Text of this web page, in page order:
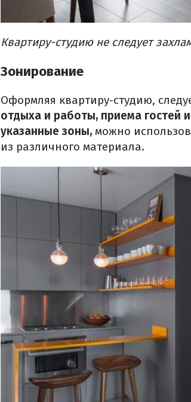
Квартиру-студию не следует
Зонирование
Оформляя квартиру-студию,
отдыха и работы, приема гостей
указанные зоны, можно
из различного материала.